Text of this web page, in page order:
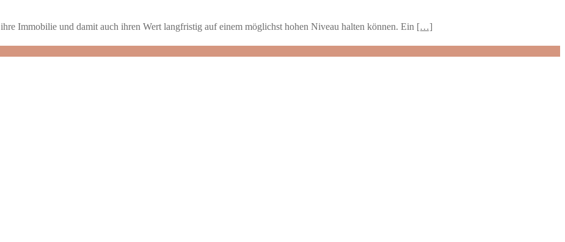
Immobilie und damit auch ihren Wert langfristig auf einem möglichst hohen Niveau halten können. Ein […]